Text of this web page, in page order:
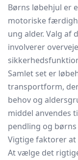
Børns løbehjul er
motoriske
ung alder. Valg af
involverer
Samlet set er
transportform,
behov og
middel anvendes
pendling og børns
Vigtige faktorer at
At vælge det